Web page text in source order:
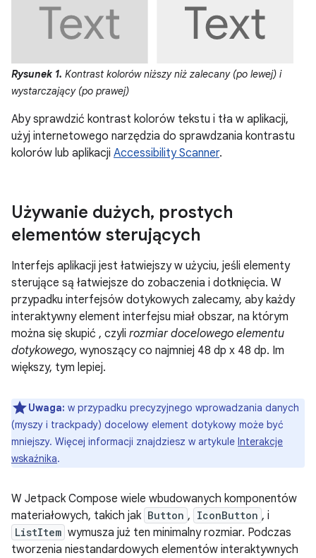
Rysunek 1. Kontrast kolorów niższy niż zalecany (po lewej) i
wystarczający (po prawej)
Aby sprawdzić kontrast kolorów tekstu i tła w aplikacji,
użyj internetowego narzędzia do sprawdzania kontrastu
kolorów lub aplikacji Accessibility Scanner.
Używanie dużych, prostych
elementów sterujących
Interfejs aplikacji jest łatwiejszy w użyciu, jeśli elementy
sterujące są łatwiejsze do zobaczenia i dotknięcia. W
przypadku interfejsów dotykowych zalecamy, aby każdy
interaktywny element interfejsu miał obszar, na którym
można się skupić , czyli rozmiar docelowego elementu
dotykowego, wynoszący co najmniej 48 dp x 48 dp. Im
większy, tym lepiej.
Uwaga: w przypadku precyzyjnego wprowadzania danych
(myszy i trackpady) docelowy element dotykowy może być
mniejszy. Więcej informacji znajdziesz w artykule Interakcje
wskaźnika.
W Jetpack Compose wiele wbudowanych komponentów
materiałowych, takich jak Button , IconButton , i
ListItem wymusza już ten minimalny rozmiar. Podczas
tworzenia niestandardowych elementów interaktywnych